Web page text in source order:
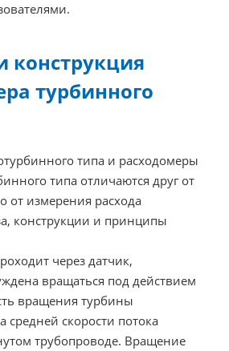
конструкция
турбинного
типа и расходомеры
типа отличаются друг от
от измерения расхода
конструкции и принципы
через датчик,
вращаться под действием
вращения турбины
средней скорости потока
трубопроводе. Вращение